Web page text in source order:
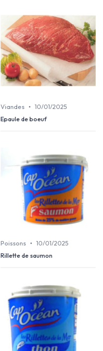
Viandes • 10/01/2025
Epaule de boeuf
Poissons • 10/01/2025
Rillette de saumon